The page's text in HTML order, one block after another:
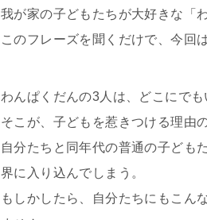
我が家の子どもたちが大好きな「
このフレーズを聞くだけで、今回
わんぱくだんの3人は、どこにで
そこが、子どもを惹きつける理由
自分たちと同年代の普通の子ども
界に入り込んでしまう。
もしかしたら、自分たちにもこん